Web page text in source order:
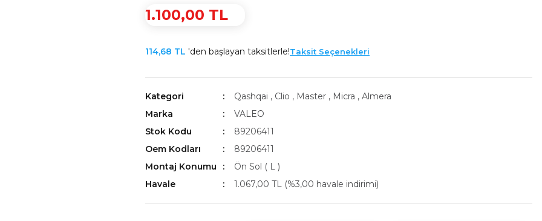
1.100,00 TL
114,68 TL 'den başlayan taksitlerle!Taksit Seçenekleri
Kategori Qashqai , Clio , Master , Micra , Almera
Marka
VALEO
Stok Kodu
89206411
Oem Kodları
89206411
Montaj Konumu
Ön Sol ( L )
Havale
1.067,00 TL (%3,00 havale indirimi)